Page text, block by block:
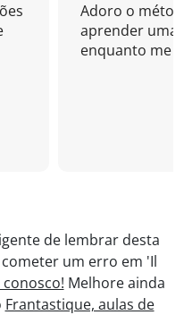
Adoro o
aprender uma
enquanto me
de lembrar desta
um erro em 'Il
Melhore ainda
Frantastique, aulas de